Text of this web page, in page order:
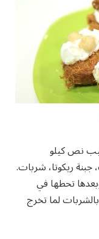
نص كيلو
ريكوتا، شربات.
تحطها في
لما تخرج